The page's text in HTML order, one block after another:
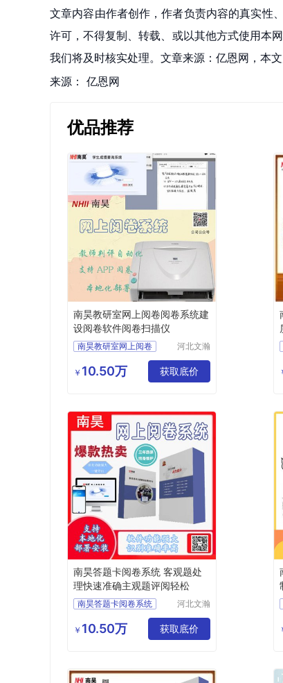
文章内容由作者创作，作者负责内容的真实性
许可，不得复制、转载、或以其他方式使用本
我们将及时核实处理。文章来源：亿恩网，本
来源： 亿恩网
优品推荐
南昊教研室网上阅卷阅卷系统建
设阅卷软件阅卷扫描仪
南昊教研室网上阅卷
阅卷软件
阅卷扫描仪
河北文瀚
技发展有
限公司
￥ 10.50万 获取底价
南昊答题卡阅卷系统 客观题处
理快速准确主观题评阅轻松
南昊答题卡阅卷系统
教育阅卷系统
河北文瀚
技发展有
限公司
￥ 10.50万 获取底价